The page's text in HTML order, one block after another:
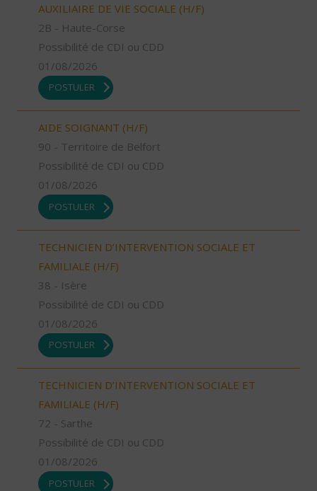
AUXILIAIRE DE VIE SOCIALE (H/F)
2B - Haute-Corse
Possibilité de CDI ou CDD
01/08/2026
POSTULER
AIDE SOIGNANT (H/F)
90 - Territoire de Belfort
Possibilité de CDI ou CDD
01/08/2026
POSTULER
TECHNICIEN D’INTERVENTION SOCIALE ET
FAMILIALE (H/F)
38 - Isère
Possibilité de CDI ou CDD
01/08/2026
POSTULER
TECHNICIEN D’INTERVENTION SOCIALE ET
FAMILIALE (H/F)
72 - Sarthe
Possibilité de CDI ou CDD
01/08/2026
POSTULER